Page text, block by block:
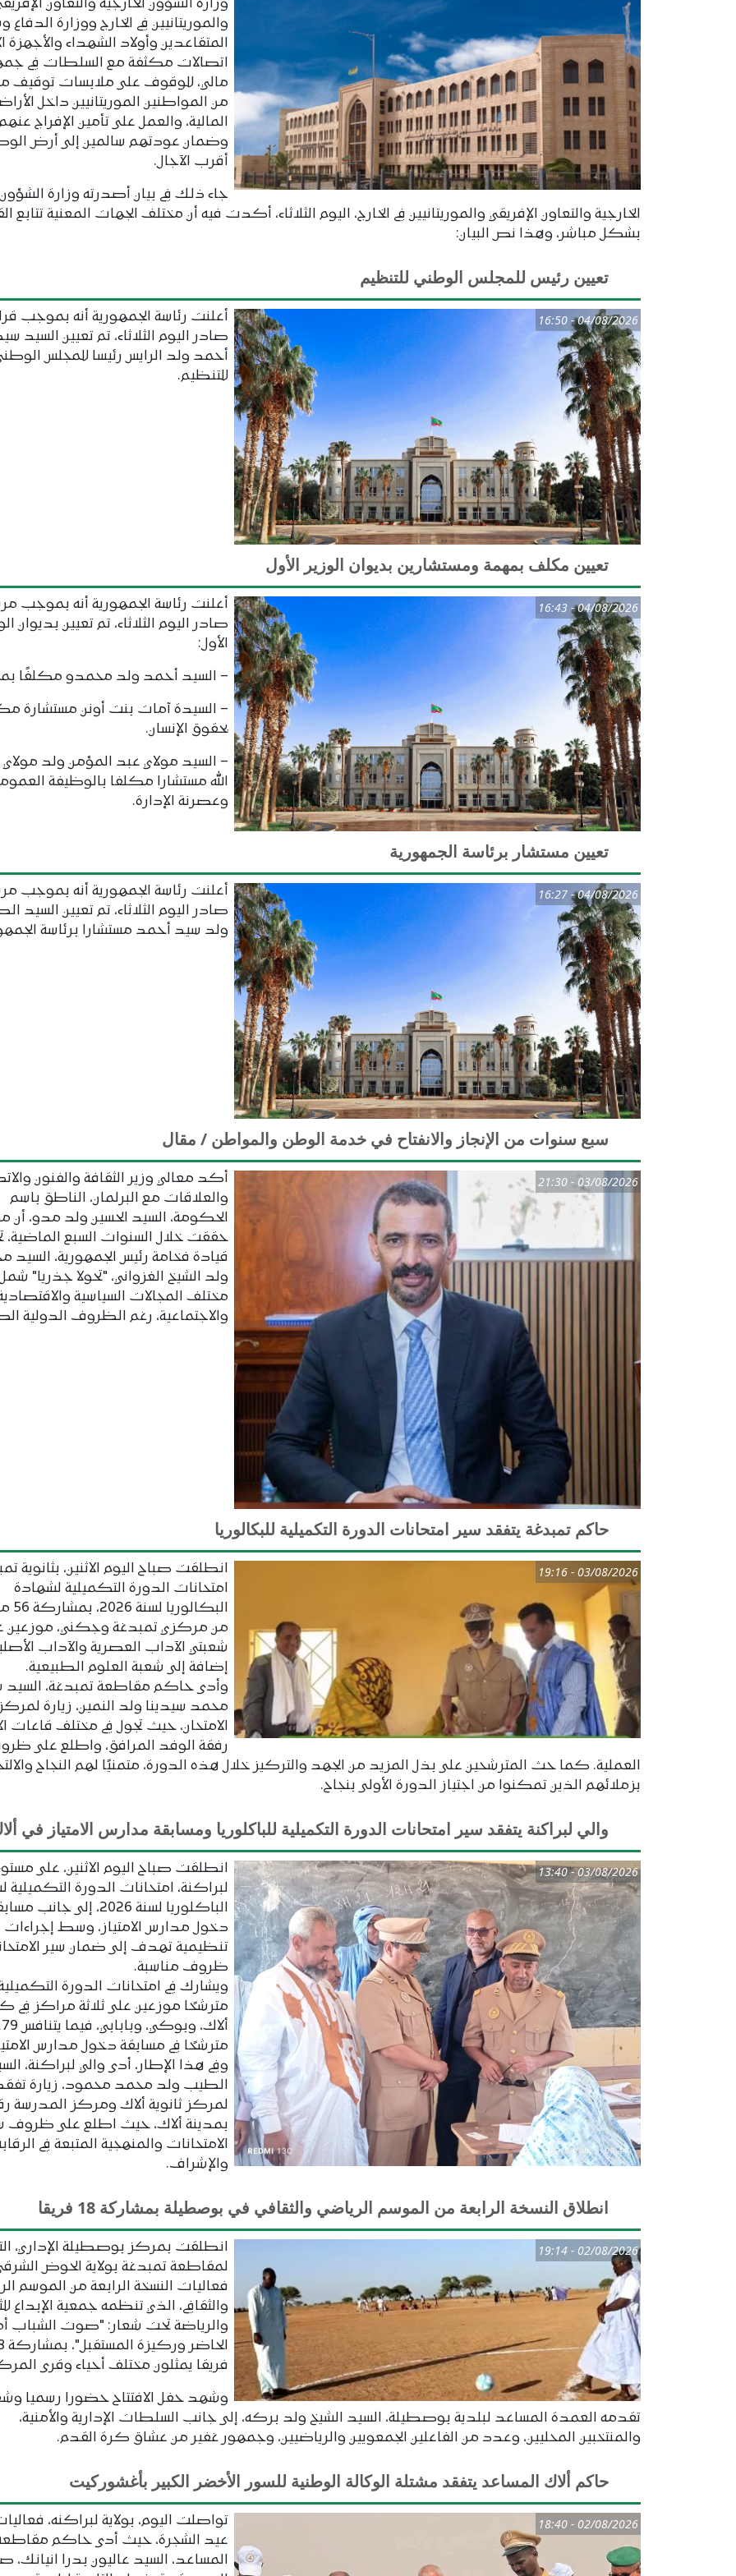
وزارة الشؤون الخارجية والتعاون
والموريتانيين في الخارج ووزارة
المتقاعدين وأولاد الشهداء والأجهزة
اتصالات مكثفة مع السلطات في
مالي، للوقوف على ملابسات توقيف
من المواطنين الموريتانيين داخل
المالية، والعمل على تأمين الإفراج
وضمان عودتهم سالمين إلى أرض
أقرب الآجال.
جاء ذلك في بيان أصدرته وزارة الشؤون
الخارجية والتعاون الإفريقي والموريتانيين في الخارج، اليوم الثلاثاء، أكدت فيه أن مختلف الجهات المعنية تتابع
بشكل مباشر، وهذا نص البيان:
تعيين رئيس للمجلس الوطني للتنظيم
04/08/2026 - 16:50
أعلنت رئاسة الجمهورية أنه بموجب
صادر اليوم الثلاثاء، تم تعيين السيد
أحمد ولد الرايس رئيسا للمجلس
للتنظيم.
تعيين مكلف بمهمة ومستشارين بديوان الوزير الأول
04/08/2026 - 16:43
أعلنت رئاسة الجمهورية أنه بموجب
صادر اليوم الثلاثاء، تم تعيين بديوان
الأول:
– السيد أحمد ولد محمدو مكلفًا
– السيدة آمات بنت أونن مستشارة
بحقوق الإنسان.
– السيد مولاي عبد المؤمن ولد
الله مستشارا مكلفا بالوظيفة
وعصرنة الإدارة.
تعيين مستشار برئاسة الجمهورية
04/08/2026 - 16:27
أعلنت رئاسة الجمهورية أنه بموجب
صادر اليوم الثلاثاء، تم تعيين السيد
ولد سيد أحمد مستشارا برئاسة
سبع سنوات من الإنجاز والانفتاح في خدمة الوطن والمواطن / مقال
03/08/2026 - 21:30
أكد معالي وزير الثقافة والفنون
والعلاقات مع البرلمان، الناطق باسم
الحكومة، السيد الحسين ولد مدو، أن
حققت خلال السنوات السبع الماضية،
قيادة فخامة رئيس الجمهورية، السيد
ولد الشيخ الغزواني، "تحولا جذريا" شمل
مختلف المجالات السياسية
والاجتماعية، رغم الظروف الدولية
حاكم تمبدغة يتفقد سير امتحانات الدورة التكميلية للبكالوريا
03/08/2026 - 19:16
انطلقت صباح اليوم الاثنين، بثانوية
امتحانات الدورة التكميلية لشهادة
من مركزي تمبدغة وجكني، موزعين
شعبتي الآداب العصرية والآداب
إضافة إلى شعبة العلوم الطبيعية.
وأدى حاكم مقاطعة تمبدغة، السيد
محمد سيدينا ولد النمين، زيارة لمركز
الامتحان، حيث تجول في مختلف قاعات
رفقة الوفد المرافق، واطلع على
العملية. كما حث المترشحين على بذل المزيد من الجهد والتركيز خلال هذه الدورة، متمنيًا لهم النجاح
بزملائهم الذين تمكنوا من اجتياز الدورة الأولى بنجاح.
والي لبراكنة يتفقد سير امتحانات الدورة التكميلية للباكلوريا ومسابقة مدارس الامتياز في
03/08/2026 - 13:40
انطلقت صباح اليوم الاثنين، على
لبراكنة، امتحانات الدورة التكميلية
الباكلوريا لسنة 2026، إلى جانب
دخول مدارس الامتياز، وسط إجراءات
تنظيمية تهدف إلى ضمان سير
ظروف مناسبة.
مترشحًا موزعين على ثلاثة مراكز في
ألاك، وبوكي، وبابابي،
مترشحًا في مسابقة دخول مدارس
وفي هذا الإطار، أدى والي لبراكنة،
الطيب ولد محمد محمود، زيارة
بمدينة ألاك، حيث اطلع على ظروف
الامتحانات والمنهجية المتبعة في
والإشراف.
انطلاق النسخة الرابعة من الموسم الرياضي والثقافي في بوصطيلة بمشاركة 18 فريقا
02/08/2026 - 19:14
انطلقت بمركز بوصطيلة الإداري،
لمقاطعة تمبدغة بولاية الحوض
فعاليات النسخة الرابعة من الموسم
والثقافي، الذي تنظمه جمعية الإبداع
والرياضة تحت شعار: "صوت الشباب
فريقا يمثلون مختلف أحياء وقرى
وشهد حفل الافتتاح حضورا رسميا
تقدمه العمدة المساعد لبلدية بوصطيلة، السيد الشيخ ولد بركه، إلى جانب السلطات الإدارية والأمنية،
والمنتخبين المحليين، وعدد من الفاعلين الجمعويين والرياضيين، وجمهور غفير من عشاق كرة القدم.
حاكم ألاك المساعد يتفقد مشتلة الوكالة الوطنية للسور الأخضر الكبير بأغشوركيت
02/08/2026 - 18:40
تواصلت اليوم، بولاية لبراكنه،
عيد الشجرة، حيث أدى حاكم
المساعد، السيد عاليون بدرا انيانك،